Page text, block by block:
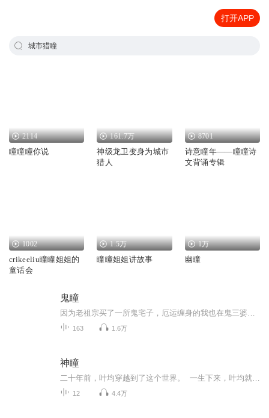
打开APP
城市猎瞳
2114
瞳瞳瞳你说
161.7万
神级龙卫变身为城市
猎人
8701
诗意瞳年——瞳瞳诗
文背诵专辑
1002
crikeeliu瞳瞳姐姐的
童话会
1.5万
瞳瞳姐姐讲故事
1万
幽瞳
鬼瞳
163 1.6万
神瞳
12 4.4万